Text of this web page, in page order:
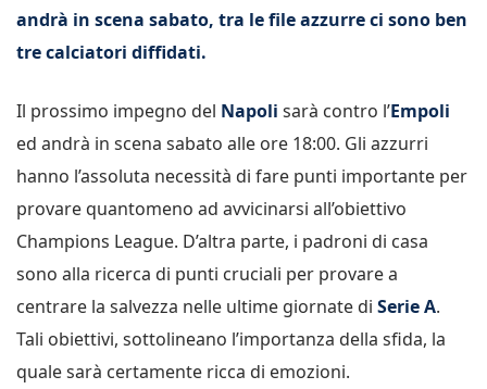
andrà in scena sabato, tra le file azzurre ci sono ben
tre calciatori diffidati.
Il prossimo impegno del Napoli sarà contro l’Empoli
ed andrà in scena sabato alle ore 18:00. Gli azzurri
hanno l’assoluta necessità di fare punti importante per
provare quantomeno ad avvicinarsi all’obiettivo
Champions League. D’altra parte, i padroni di casa
sono alla ricerca di punti cruciali per provare a
centrare la salvezza nelle ultime giornate di Serie A.
Tali obiettivi, sottolineano l’importanza della sfida, la
quale sarà certamente ricca di emozioni.